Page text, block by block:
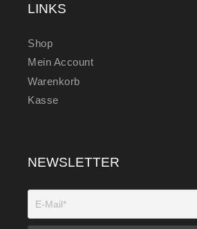
LINKS
Shop
Mein Account
Warenkorb
Kasse
NEWSLETTER